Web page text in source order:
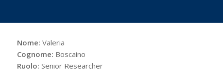
Nome: Valeria
Cognome: Boscaino
Ruolo: Senior Researcher